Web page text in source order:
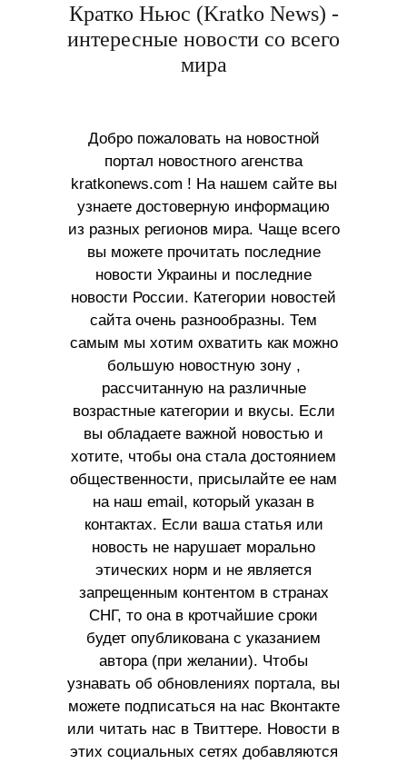
Кратко Ньюс (Kratko News) -
интересные новости со всего
мира
Добро пожаловать на новостной
портал новостного агенства
kratkonews.com ! На нашем сайте вы
узнаете достоверную информацию
из разных регионов мира. Чаще всего
вы можете прочитать последние
новости Украины и последние
новости России. Категории новостей
сайта очень разнообразны. Тем
самым мы хотим охватить как можно
большую новостную зону ,
рассчитанную на различные
возрастные категории и вкусы. Если
вы обладаете важной новостью и
хотите, чтобы она стала достоянием
общественности, присылайте ее нам
на наш email, который указан в
контактах. Если ваша статья или
новость не нарушает морально
этических норм и не является
запрещенным контентом в странах
СНГ, то она в кротчайшие сроки
будет опубликована с указанием
автора (при желании). Чтобы
узнавать об обновлениях портала, вы
можете подписаться на нас Вконтакте
или читать нас в Твиттере. Новости в
этих социальных сетях добавляются